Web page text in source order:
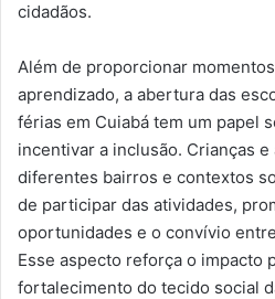
cidadãos.
Além de proporcionar
aprendizado, a abertura das
férias em Cuiabá tem um papel
incentivar a inclusão. Crianças
diferentes bairros e contextos
de participar das atividades,
oportunidades e o convívio
Esse aspecto reforça o impacto
fortalecimento do tecido social